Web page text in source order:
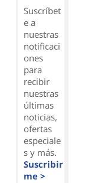
Suscríbet
e a
nuestras
notificaci
ones
para
recibir
nuestras
últimas
noticias,
ofertas
especiale
s y más.
Suscribir
me >